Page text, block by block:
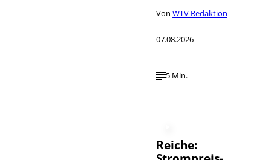
Von WTV Redaktion
07.08.2026
5 Min.
Reiche: